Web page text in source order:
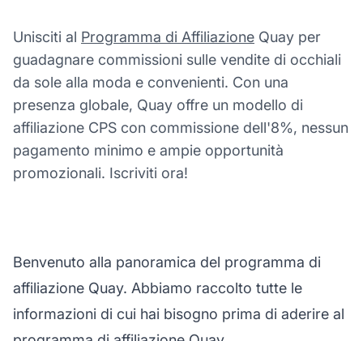
Unisciti al Programma di Affiliazione Quay per
guadagnare commissioni sulle vendite di occhiali
da sole alla moda e convenienti. Con una
presenza globale, Quay offre un modello di
affiliazione CPS con commissione dell'8%, nessun
pagamento minimo e ampie opportunità
promozionali. Iscriviti ora!
Benvenuto alla panoramica del programma di
affiliazione Quay. Abbiamo raccolto tutte le
informazioni di cui hai bisogno prima di aderire al